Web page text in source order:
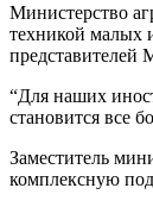
Министерство
техникой малых
представителей
“Для наших
становится все
Заместитель
комплексную